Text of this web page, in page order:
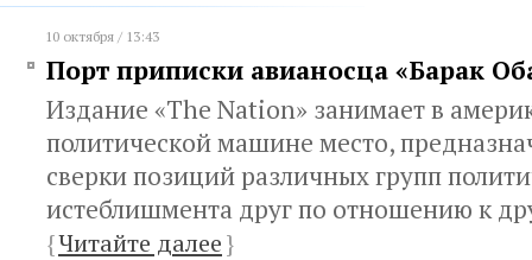
10 октября / 13:43
Порт приписки авианосца «Барак
Издание «The Nation» занимает в
политической машине место,
сверки позиций различных групп
истеблишмента друг по отношению к
{Читайте далее}